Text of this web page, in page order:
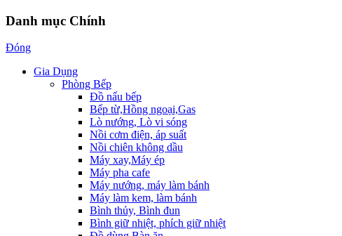
Danh mục Chính
Đóng
Gia Dụng
Phòng Bếp
Đồ nấu bếp
Bếp từ,Hồng ngoại,Gas
Lò nướng, Lò vi sóng
Nồi cơm điện, áp suất
Nồi chiên không dầu
Máy xay,Máy ép
Máy pha cafe
Máy nướng, máy làm bánh
Máy làm kem, làm bánh
Bình thủy, Bình đun
Bình giữ nhiệt, phích giữ nhiệt